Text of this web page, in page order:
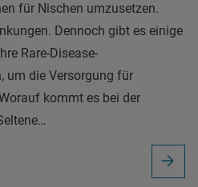
für Nischen umzusetzen.
Dennoch gibt es einige
Rare-Disease-
um die Versorgung für
kommt es bei der